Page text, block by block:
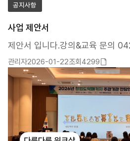
공지사항
사업 제안서
제안서 입니다.강의&교육 문의
관리자2026-01-22조회4299첨부파일
있음